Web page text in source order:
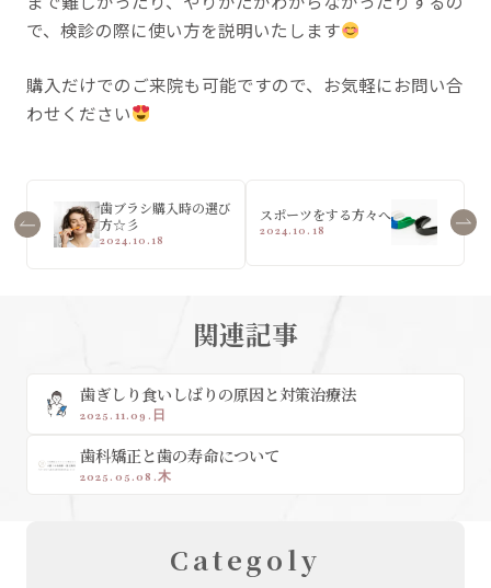
で、検診の際に使い方を説明いたします
購入だけでのご来院も可能ですので、お気軽にお問い合
わせください
歯ブラシ購入時の選び
方☆彡
2024.10.18
スポーツをする方々へ
2024.10.18
関連記事
歯ぎしり食いしばりの原因と対策治療法
2025.11.09.日
歯科矯正と歯の寿命について
2025.05.08.木
Categoly